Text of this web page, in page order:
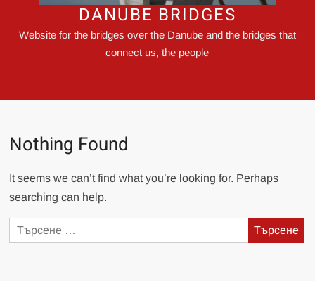
DANUBE BRIDGES
Website for the bridges over the Danube and the bridges that
connect us, the people
Nothing Found
It seems we can’t find what you’re looking for. Perhaps
searching can help.
Търсене
за: